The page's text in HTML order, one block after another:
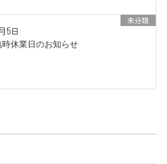
5日
未分類
時休業日のお知らせ